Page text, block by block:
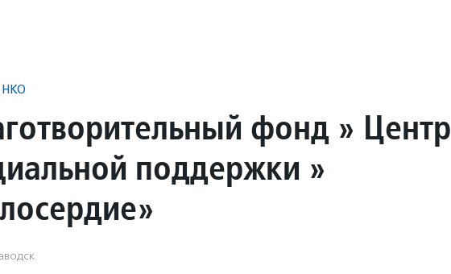
НКО
фонд » Центр
поддержки »